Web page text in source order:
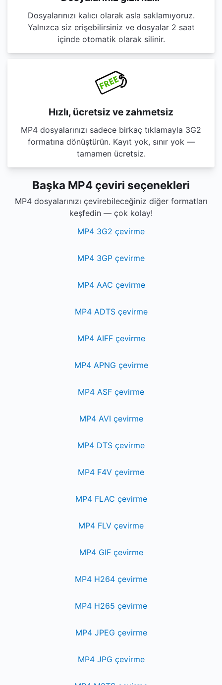
Dosyalarınızı kalıcı olarak asla saklamıyoruz.
Yalnızca siz erişebilirsiniz ve dosyalar 2 saat
içinde otomatik olarak silinir.
Hızlı, ücretsiz ve zahmetsiz
MP4 dosyalarınızı sadece birkaç tıklamayla 3G2
formatına dönüştürün. Kayıt yok, sınır yok —
tamamen ücretsiz.
Başka MP4 çeviri seçenekleri
MP4 dosyalarınızı çevirebileceğiniz diğer formatları
keşfedin — çok kolay!
MP4 3G2 çevirme
MP4 3GP çevirme
MP4 AAC çevirme
MP4 ADTS çevirme
MP4 AIFF çevirme
MP4 APNG çevirme
MP4 ASF çevirme
MP4 AVI çevirme
MP4 DTS çevirme
MP4 F4V çevirme
MP4 FLAC çevirme
MP4 FLV çevirme
MP4 GIF çevirme
MP4 H264 çevirme
MP4 H265 çevirme
MP4 JPEG çevirme
MP4 JPG çevirme